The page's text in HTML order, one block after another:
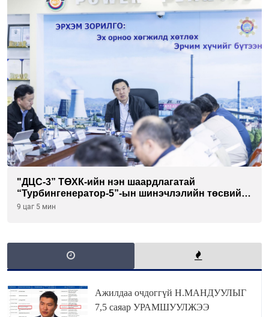
"ДЦС-3” ТӨХК-ийн нэн шаардлагатай
“Турбингенератор-5”-ын шинэчлэлийн төсвийг
шийдвэрлэхээр болов
9 цаг 5 мин
Ажилдаа очдоггүй Н.МАНДУУЛЫГ
7,5 саяар УРАМШУУЛЖЭЭ